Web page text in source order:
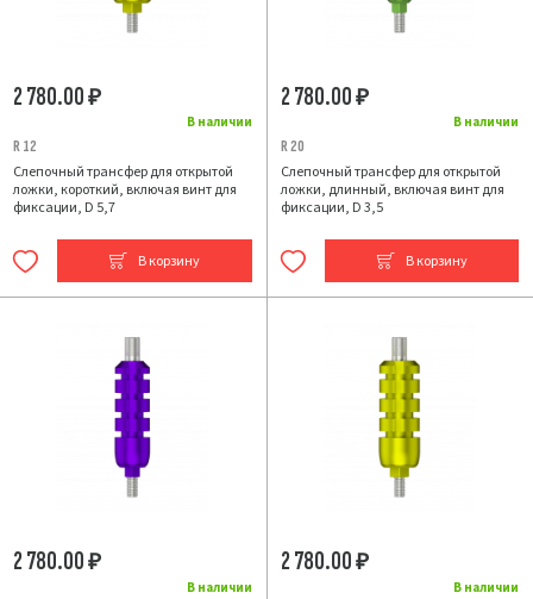
В наличии
2 780.00₽
R 12
Слепочный трансфер для открытой
ложки, короткий, включая винт для
фиксации, D 5,7
В корзину
В наличии
2 780.00₽
R 20
Слепочный трансфер для открытой
ложки, длинный, включая винт для
фиксации, D 3,5
В корзину
В наличии
2 780.00₽
В наличии
2 780.00₽